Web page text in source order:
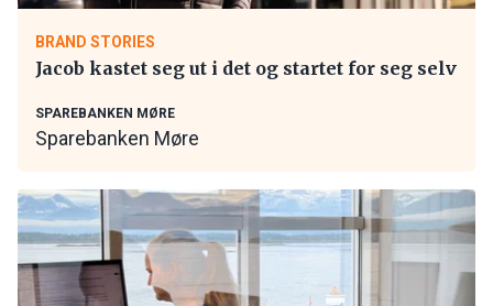
BRAND STORIES
Jacob kastet seg ut i det og startet for seg selv
SPAREBANKEN MØRE
Sparebanken Møre